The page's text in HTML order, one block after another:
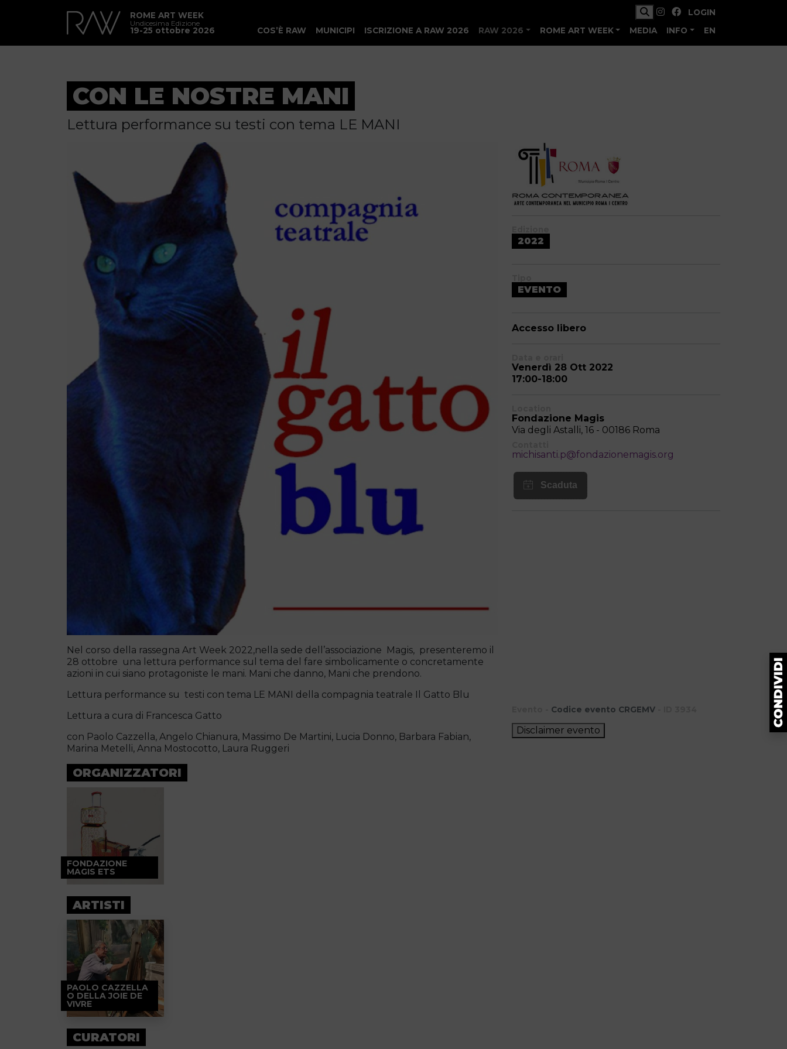
ROME ART WEEK
Undicesima Edizione
19-25 ottobre 2026
LOGIN
COS’È RAW
MUNICIPI ISCRIZIONE A RAW 2026 RAW 2026 ROME ART WEEK MEDIA INFO EN
CON LE NOSTRE MANI
Lettura performance su testi con tema LE MANI
Nel corso della rassegna Art Week 2022,nella sede dell’associazione Magis, presenteremo il
28 ottobre una lettura performance sul tema del fare simbolicamente o concretamente
azioni in cui siano protagoniste le mani. Mani che danno, Mani che prendono.
Lettura performance su testi con tema LE MANI della compagnia teatrale Il Gatto Blu
Lettura a cura di Francesca Gatto
con Paolo Cazzella, Angelo Chianura, Massimo De Martini, Lucia Donno, Barbara Fabian,
Marina Metelli, Anna Mostocotto, Laura Ruggeri
ORGANIZZATORI
FONDAZIONE
MAGIS ETS
ARTISTI
PAOLO CAZZELLA
O DELLA JOIE DE
VIVRE
CURATORI
2022
EVENTO
Accesso libero
Venerdì 28 Ott 2022
17:00-18:00
Fondazione Magis
Via degli Astalli, 16 - 00186 Roma
michisanti.p@fondazionemagis.org
Codice evento CRGEMV
Disclaimer evento